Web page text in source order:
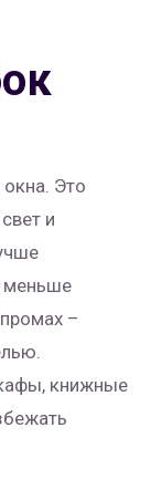
Это
и
меньше
–
книжные